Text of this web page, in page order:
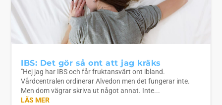
IBS: Det gör så ont att jag kräks
"Hej jag har IBS och får fruktansvärt ont ibland.
Vårdcentralen ordinerar Alvedon men det fungerar inte.
Men dom vägrar skriva ut något annat. Inte...
LÄS MER